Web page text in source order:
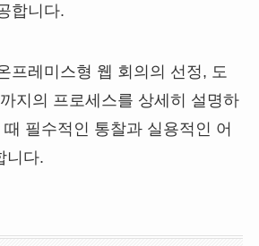
합니다.
프레미스형 웹 회의의 선정, 도
지의 프로세스를 상세히 설명하
필수적인 통찰과 실용적인 어
니다.